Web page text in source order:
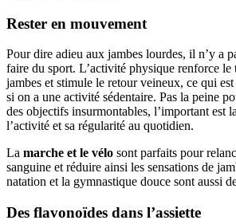
Rester en mouvement
Pour dire adieu aux jambes lourdes, il n’y a
faire du sport. L’activité physique renforce le
jambes et stimule le retour veineux, ce qui
si on a une activité sédentaire. Pas la peine
des objectifs insurmontables, l’important est
l’activité et sa régularité au quotidien.
La marche et le vélo sont parfaits pour
sanguine et réduire ainsi les sensations de
natation et la gymnastique douce sont aussi
Des flavonoïdes dans l’assiette